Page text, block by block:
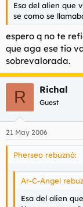
Esa del alien que
se como se
espero q no te
que aga ese tio
sobrevalorada.
R Richal
Guest
21 May 2006
Pherseo rebuznó:
Ar-C-Angel
Esa del alien